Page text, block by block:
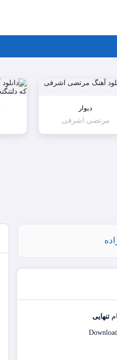
دیوار
مرتضی اشرفی
تنهایی